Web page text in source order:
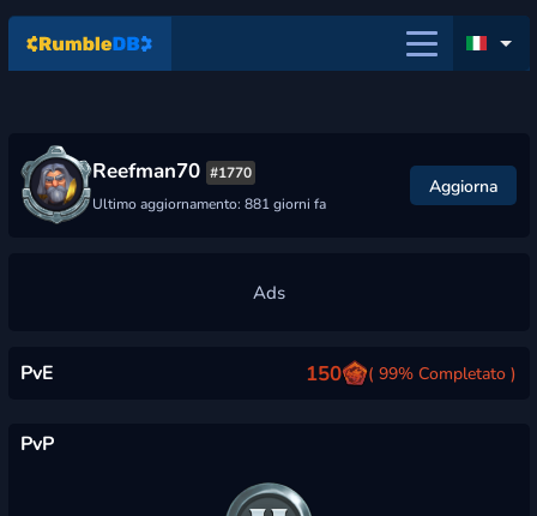
Reefman70 #1770
Ultimo aggiornamento: 881 giorni fa
Aggiorna
PvE 150 ( 99% Completato )
PvP